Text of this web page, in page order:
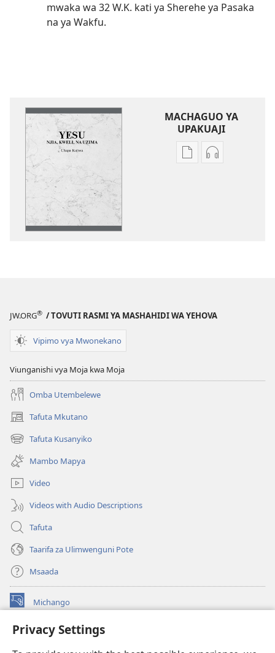
Privacy Settings
mwaka wa 32 W.K. kati ya Sherehe ya Pasaka
na ya Wakfu.
MACHAGUO YA
UPAKUAJI
Mbinu
Uzima
Mbinu
Uzima
JW.ORG® / TOVUTI RASMI YA MASHAHIDI WA YEHOVA
Vipimo vya Mwonekano
Viunganishi vya Moja kwa Moja
Omba Utembelewe
Tafuta Mkutano
(opens
new
window)
Tafuta Kusanyiko
(opens
new
window)
Mambo Mapya
Video
Videos with Audio Descriptions
Tafuta
Taarifa za Ulimwenguni Pote
Msaada
Michango
(opens
window)Watchtower MAKTABA KWENYE MTANDAO™